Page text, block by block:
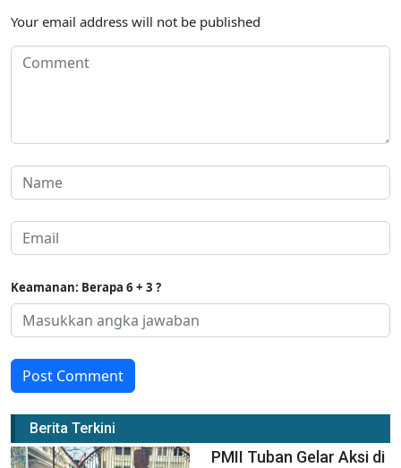
Your email address will not be published
Keamanan: Berapa 6 + 3 ?
Post Comment
Berita Terkini
PMII Tuban Gelar Aksi di